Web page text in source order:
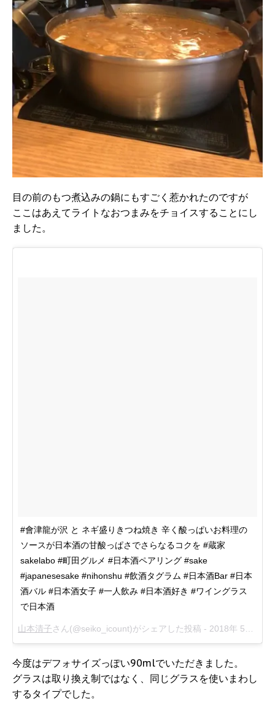
目の前のもつ煮込みの鍋にもすごく惹かれたのですが
ここはあえてライトなおつまみをチョイスすることにし
ました。
#會津龍が沢 と ネギ盛りきつね焼き 辛く酸っぱいお料理の
ソースが日本酒の甘酸っぱさでさらなるコクを #蔵家
sakelabo #町田グルメ #日本酒ペアリング #sake
#japanesesake #nihonshu #飲酒タグラム #日本酒Bar #日本
酒バル #日本酒女子 #一人飲み #日本酒好き #ワイングラス
で日本酒
山本清子さん(@seiko_icount)がシェアした投稿 - 2018年 5月月6日午後8時14分PDT
今度はデフォサイズっぽい90mlでいただきました。
グラスは取り換え制ではなく、同じグラスを使いまわし
するタイプでした。